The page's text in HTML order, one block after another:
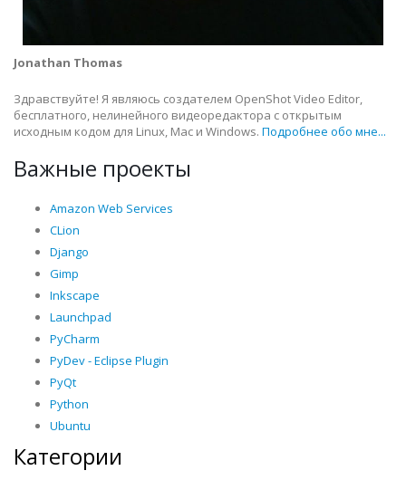
Jonathan Thomas
Здравствуйте! Я являюсь создателем OpenShot Video Editor,
бесплатного, нелинейного видеоредактора с открытым
исходным кодом для Linux, Mac и Windows. Подробнее обо мне...
Важные проекты
Amazon Web Services
CLion
Django
Gimp
Inkscape
Launchpad
PyCharm
PyDev - Eclipse Plugin
PyQt
Python
Ubuntu
Категории